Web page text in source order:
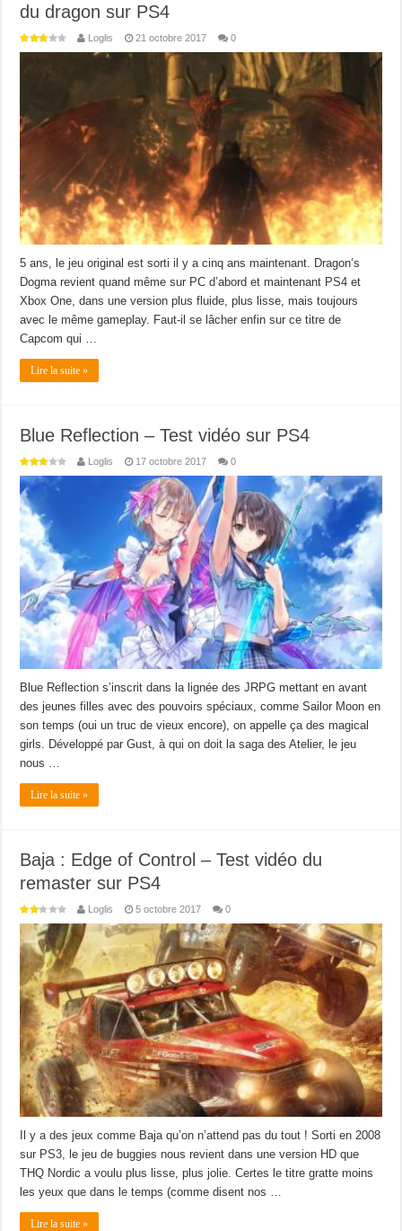
du dragon sur PS4
Loglis 21 octobre 2017 0
5 ans, le jeu original est sorti il y a cinq ans maintenant. Dragon’s
Dogma revient quand même sur PC d’abord et maintenant PS4 et
Xbox One, dans une version plus fluide, plus lisse, mais toujours
avec le même gameplay. Faut-il se lâcher enfin sur ce titre de
Capcom qui …
Lire la suite »
Blue Reflection – Test vidéo sur PS4
Loglis 17 octobre 2017 0
Blue Reflection s’inscrit dans la lignée des JRPG mettant en avant
des jeunes filles avec des pouvoirs spéciaux, comme Sailor Moon en
son temps (oui un truc de vieux encore), on appelle ça des magical
girls. Développé par Gust, à qui on doit la saga des Atelier, le jeu
nous …
Lire la suite »
Baja : Edge of Control – Test vidéo du
remaster sur PS4
Loglis 5 octobre 2017 0
Il y a des jeux comme Baja qu’on n’attend pas du tout ! Sorti en 2008
sur PS3, le jeu de buggies nous revient dans une version HD que
THQ Nordic a voulu plus lisse, plus jolie. Certes le titre gratte moins
les yeux que dans le temps (comme disent nos …
Lire la suite »